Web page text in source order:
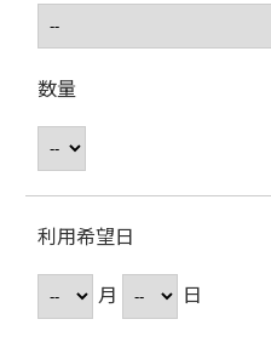
数量
利用希望日
月
日